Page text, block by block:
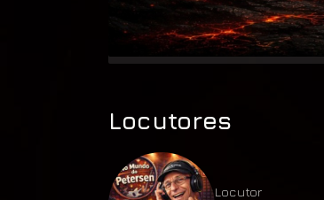
Locutores
Locutor